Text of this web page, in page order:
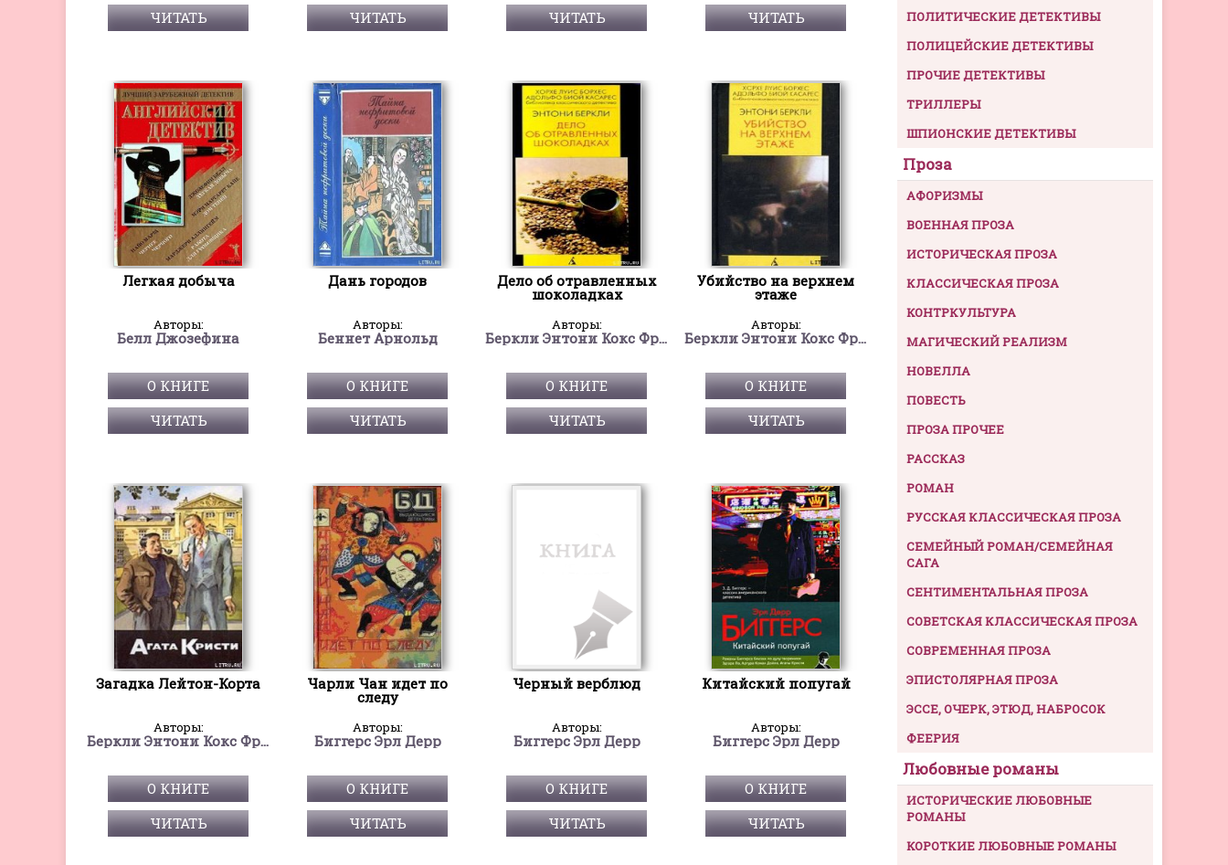
ЧИТАТЬ
ЧИТАТЬ
ЧИТАТЬ
ЧИТАТЬ
Легкая добыча
Авторы:
Белл Джозефина
О КНИГЕ
ЧИТАТЬ
Дань городов
Авторы:
Беннет Арнольд
О КНИГЕ
ЧИТАТЬ
Дело об отравленных
шоколадках
Авторы:
Беркли Энтони Кокс Френсис Айлс
О КНИГЕ
ЧИТАТЬ
Убийство на верхнем
этаже
Авторы:
Беркли Энтони Кокс Френсис Айлс
О КНИГЕ
ЧИТАТЬ
Загадка Лейтон-Корта
Авторы:
Беркли Энтони Кокс Френсис Айлс
О КНИГЕ
ЧИТАТЬ
Чарли Чан идет по
следу
Авторы:
Биггерс Эрл Дерр
О КНИГЕ
ЧИТАТЬ
Черный верблюд
Авторы:
Биггерс Эрл Дерр
О КНИГЕ
ЧИТАТЬ
Китайский попугай
Авторы:
Биггерс Эрл Дерр
О КНИГЕ
ЧИТАТЬ
ПОЛИТИЧЕСКИЕ ДЕТЕКТИВЫ
ПОЛИЦЕЙСКИЕ ДЕТЕКТИВЫ
ПРОЧИЕ ДЕТЕКТИВЫ
ТРИЛЛЕРЫ
ШПИОНСКИЕ ДЕТЕКТИВЫ
Проза
АФОРИЗМЫ
ВОЕННАЯ ПРОЗА
ИСТОРИЧЕСКАЯ ПРОЗА
КЛАССИЧЕСКАЯ ПРОЗА
КОНТРКУЛЬТУРА
МАГИЧЕСКИЙ РЕАЛИЗМ
НОВЕЛЛА
ПОВЕСТЬ
ПРОЗА ПРОЧЕЕ
РАССКАЗ
РОМАН
РУССКАЯ КЛАССИЧЕСКАЯ ПРОЗА
СЕМЕЙНЫЙ РОМАН/СЕМЕЙНАЯ
САГА
СЕНТИМЕНТАЛЬНАЯ ПРОЗА
СОВЕТСКАЯ КЛАССИЧЕСКАЯ ПРОЗА
СОВРЕМЕННАЯ ПРОЗА
ЭПИСТОЛЯРНАЯ ПРОЗА
ЭССЕ, ОЧЕРК, ЭТЮД, НАБРОСОК
ФЕЕРИЯ
Любовные романы
ИСТОРИЧЕСКИЕ ЛЮБОВНЫЕ
РОМАНЫ
КОРОТКИЕ ЛЮБОВНЫЕ РОМАНЫ